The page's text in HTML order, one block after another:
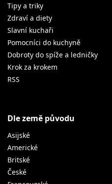
Tipy a triky
Zdraví a diety
Slavní kuchaři
Pomocníci do kuchyně
Dobroty do spíže a ledničky
Krok za krokem
RSS
Dle země původu
Asijské
Americké
Britské
České